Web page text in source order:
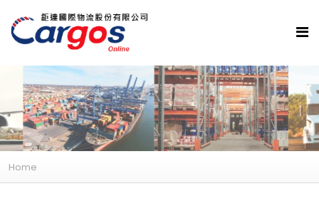
Home